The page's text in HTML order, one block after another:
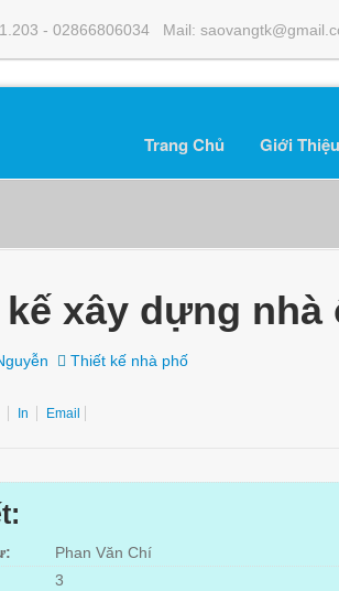
- 02866806034 Mail:
Trang Chủ Giới Thiệu
xây dựng nhà
Thiết kế nhà phố
In Email
Phan Văn Chí
3